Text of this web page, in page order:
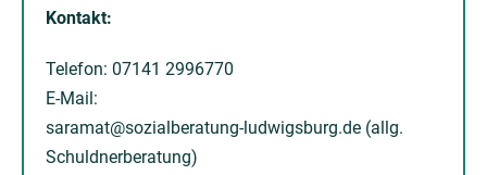
Kontakt:
Telefon: 07141 2996770
E-Mail:
saramat@sozialberatung-ludwigsburg.de (allg.
Schuldnerberatung)